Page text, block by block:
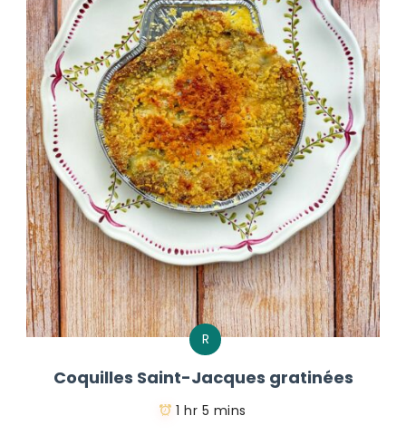
R
Coquilles Saint-Jacques gratinées
1 hr 5 mins